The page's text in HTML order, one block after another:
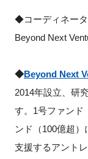
◆コーディネー
Beyond Next
◆Beyond Next
2014年設立、研
す。1号ファンド
ンド（100億超
支援するアント